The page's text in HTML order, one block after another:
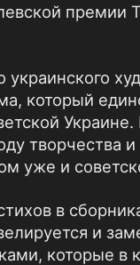
премии
украинского
который
Украине.
творчества и
уже и
в
и
которые в